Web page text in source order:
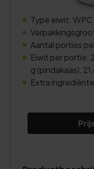
Type eiwit:
Aantal porties
Eiwit per portie:
g (pindakaas),
Extra